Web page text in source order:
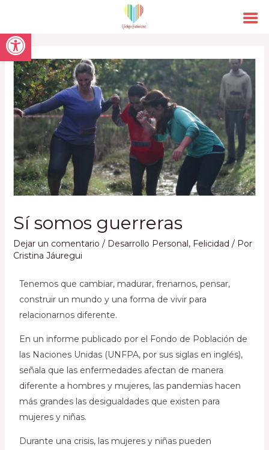
Open toolbar
Sí somos guerreras
Dejar un comentario / Desarrollo Personal, Felicidad / Por
Cristina Jáuregui
Tenemos que cambiar, madurar, frenarnos, pensar,
construir un mundo y una forma de vivir para
relacionarnos diferente.
En un informe publicado por el Fondo de Población de
las Naciones Unidas (UNFPA, por sus siglas en inglés),
señala que las enfermedades afectan de manera
diferente a hombres y mujeres, las pandemias hacen
más grandes las desigualdades que existen para
mujeres y niñas.
Durante una crisis, las mujeres y niñas pueden